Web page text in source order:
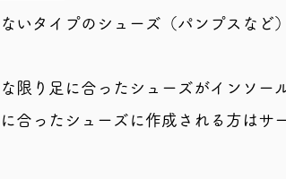
いタイプのシューズ（パンプスなど
り足に合ったシューズがインソー
ったシューズに作成される方はサ